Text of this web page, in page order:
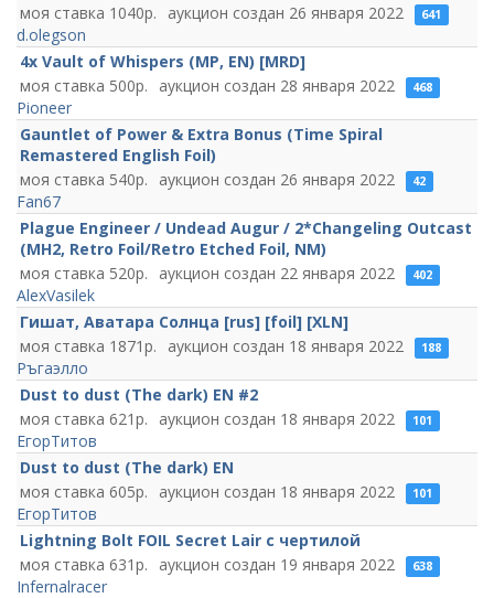
1040
26 января 2022 641
d.olegson
4x Vault of Whispers (MP, EN) [MRD]
500
28 января 2022 468
Pioneer
Gauntlet of Power & Extra Bonus (Time Spiral
Remastered English Foil)
540
26 января 2022 42
Fan67
Plague Engineer / Undead Augur / 2*Changeling Outcast
(MH2, Retro Foil/Retro Etched Foil, NM)
520
22 января 2022 402
AlexVasilek
Гишат, Аватара Солнца [rus] [foil] [XLN]
1871
18 января 2022 188
Ръгаэлло
Dust to dust (The dark) EN #2
621
18 января 2022 101
ЕгорТитов
Dust to dust (The dark) EN
605
18 января 2022 101
ЕгорТитов
Lightning Bolt FOIL Secret Lair c чертилой
631
19 января 2022 638
Infernalracer